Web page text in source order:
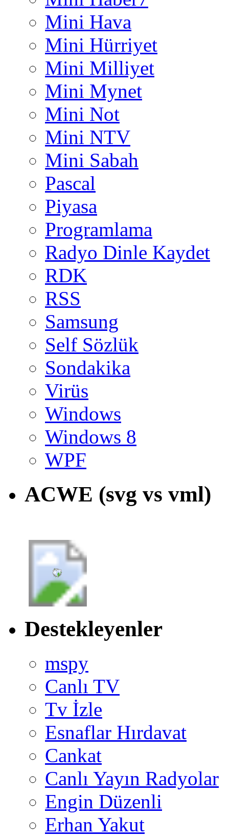
Mini Hava
Mini Hürriyet
Mini Milliyet
Mini Mynet
Mini Not
Mini NTV
Mini Sabah
Pascal
Piyasa
Programlama
Radyo Dinle Kaydet
RDK
RSS
Samsung
Self Sözlük
Sondakika
Virüs
Windows
Windows 8
WPF
ACWE (svg vs vml)
Destekleyenler
mspy
Canlı TV
Tv İzle
Esnaflar Hırdavat
Cankat
Canlı Yayın Radyolar
Engin Düzenli
Erhan Yakut